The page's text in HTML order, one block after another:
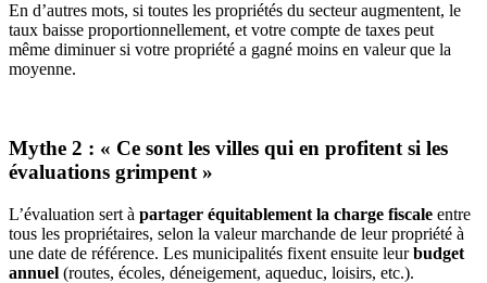
En d’autres mots, si toutes les propriétés du secteur augmentent, le
taux baisse proportionnellement, et votre compte de taxes peut
même diminuer si votre propriété a gagné moins en valeur que la
moyenne.
Mythe 2 : « Ce sont les villes qui en profitent si les
évaluations grimpent »
L’évaluation sert à partager équitablement la charge fiscale entre
tous les propriétaires, selon la valeur marchande de leur propriété à
une date de référence. Les municipalités fixent ensuite leurbudget
annuel (routes, écoles, déneigement, aqueduc, loisirs, etc.).